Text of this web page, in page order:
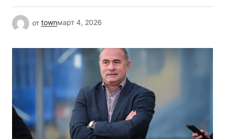
от townмарт 4, 2026